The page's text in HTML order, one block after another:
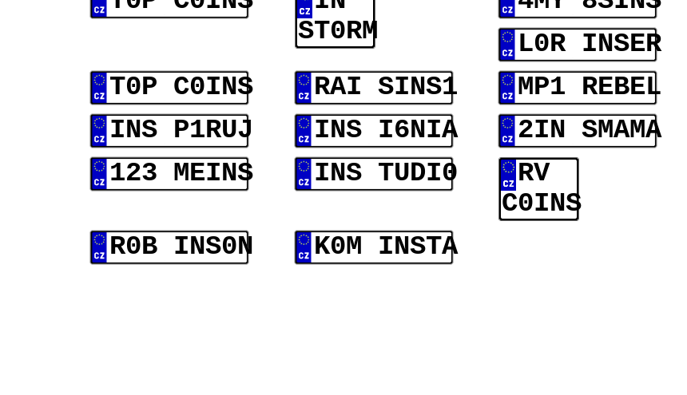
ST0RM
L0R INSER
T0P C0INS
RAI SINS1
MP1 REBEL
INS P1RUJ
INS I6NIA
2IN SMAMA
123 MEINS
INS TUDI0
RV
C0INS
R0B INS0N
K0M INSTA